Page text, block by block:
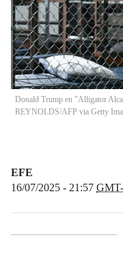
Donald Trump en "Alligator
REYNOLDS/AFP via Getty
EFE
16/07/2025 - 21:57